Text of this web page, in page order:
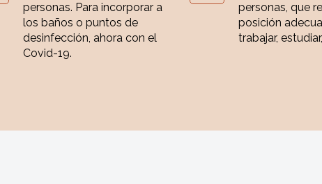
personas. Para incorporar a
los baños o puntos de
desinfección, ahora con el
Covid-19.
personas, que
posición
trabajar,